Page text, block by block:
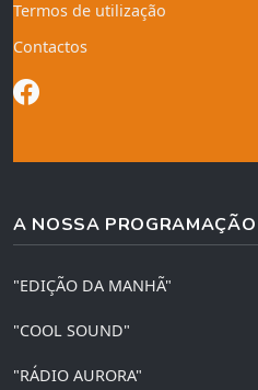
Termos de utilização
Contactos
A NOSSA PROGRAMAÇÃO
"EDIÇÃO DA MANHÃ"
"COOL SOUND"
"RÁDIO AURORA"